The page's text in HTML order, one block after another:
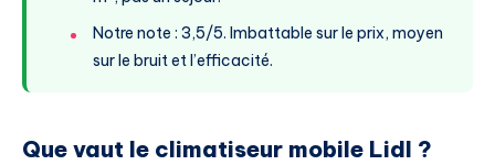
Notre note : 3,5/5. Imbattable sur le prix, moyen
sur le bruit et l’efficacité.
Que vaut le climatiseur mobile Lidl ?